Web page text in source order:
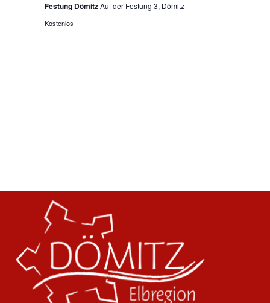
Festung DömitzAuf der Festung 3, Dömitz
Kostenlos